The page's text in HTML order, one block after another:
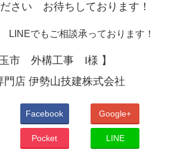
ださい お待ちしております！
でもご相談承っております！
玉市 外構工事 I様 】
門店 伊勢山技建株式会社
Facebook Google+
Pocket LINE